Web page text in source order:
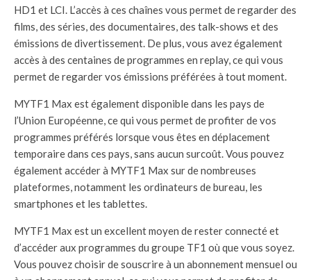
HD1 et LCI. L’accès à ces chaînes vous permet de regarder des
films, des séries, des documentaires, des talk-shows et des
émissions de divertissement. De plus, vous avez également
accès à des centaines de programmes en replay, ce qui vous
permet de regarder vos émissions préférées à tout moment.
MYTF1 Max est également disponible dans les pays de
l’Union Européenne, ce qui vous permet de profiter de vos
programmes préférés lorsque vous êtes en déplacement
temporaire dans ces pays, sans aucun surcoût. Vous pouvez
également accéder à MYTF1 Max sur de nombreuses
plateformes, notamment les ordinateurs de bureau, les
smartphones et les tablettes.
MYTF1 Max est un excellent moyen de rester connecté et
d’accéder aux programmes du groupe TF1 où que vous soyez.
Vous pouvez choisir de souscrire à un abonnement mensuel ou